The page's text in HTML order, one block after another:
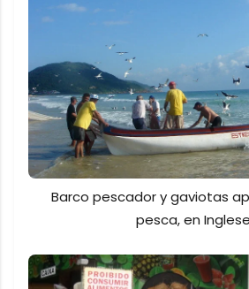
Barco pescador y gaviotas
pesca, en